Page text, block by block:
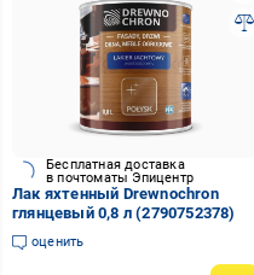
Бесплатная доставка
в почтоматы Эпицентр
Лак яхтенный Drewnochron
глянцевый 0,8 л (2790752378)
оценить